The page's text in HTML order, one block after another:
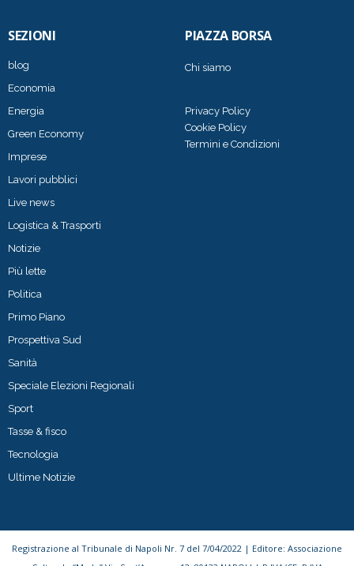
SEZIONI
blog
Economia
Energia
Green Economy
Imprese
Lavori pubblici
Live news
Logistica & Trasporti
Notizie
Più lette
Politica
Primo Piano
Prospettiva Sud
Sanità
Speciale Elezioni Regionali
Sport
Tasse & fisco
Tecnologia
Ultime Notizie
PIAZZA BORSA
Chi siamo
Privacy Policy
Cookie Policy
Termini e Condizioni
Registrazione al Tribunale di Napoli Nr. 7 del 7/04/2022 | Editore: Associazione